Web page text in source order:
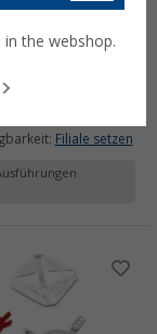
(7)
€
Filiale setzen
in the webshop.